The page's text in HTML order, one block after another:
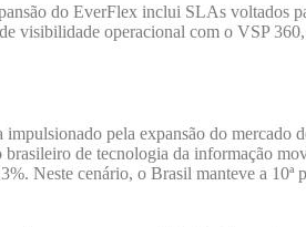
do EverFlex inclui SLAs voltados
visibilidade operacional com o VSP
pela expansão do mercado
brasileiro de tecnologia da informação
Neste cenário, o Brasil manteve a